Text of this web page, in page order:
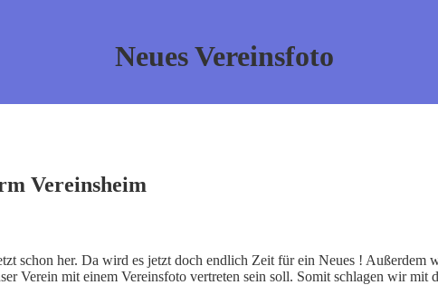
Neues Vereinsfoto
Vereinsheim
schon her. Da wird es jetzt doch endlich Zeit für ein Neues ! Außerdem
Verein mit einem Vereinsfoto vertreten sein soll. Somit schlagen wir